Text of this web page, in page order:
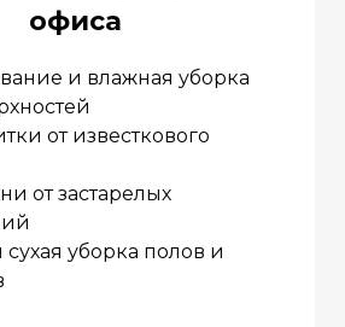
офиса
и влажная уборка
от известкового
от застарелых
уборка полов и